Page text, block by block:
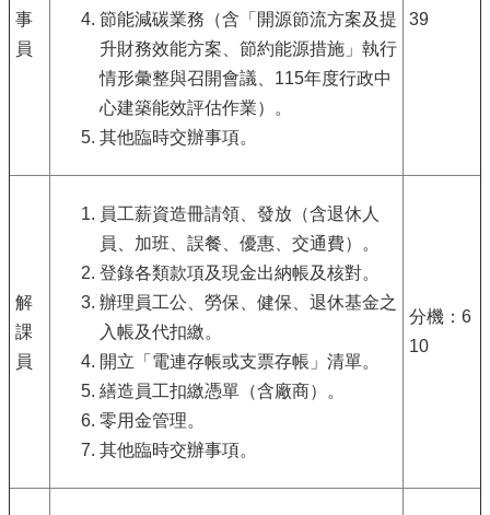
事
員
節能減碳業務（含「開源節流方案及提
升財務效能方案、節約能源措施」執行
情形彙整與召開會議、115年度行政中
心建築能效評估作業）。
其他臨時交辦事項。
39
解
課
員
員工薪資造冊請領、發放（含退休人
員、加班、誤餐、優惠、交通費）。
登錄各類款項及現金出納帳及核對。
辦理員工公、勞保、健保、退休基金之
入帳及代扣繳。
開立「電連存帳或支票存帳」清單。
繕造員工扣繳憑單（含廠商）。
零用金管理。
其他臨時交辦事項。
分機：6
10